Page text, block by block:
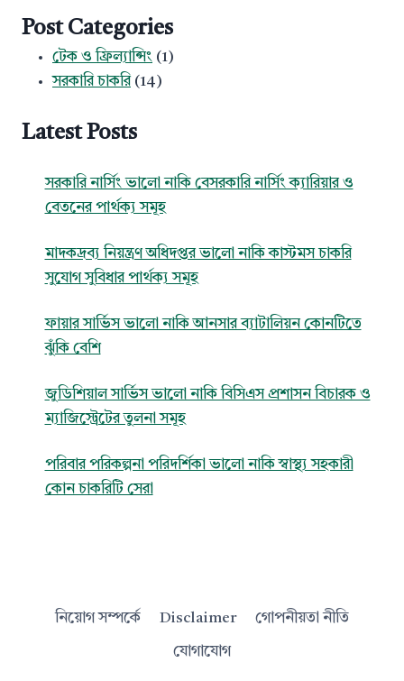
Post Categories
টেক ও ফ্রিল্যান্সিং (1)
সরকারি চাকরি(14)
Latest Posts
সরকারি নার্সিং ভালো নাকি বেসরকারি নার্সিং ক্যারিয়ার ও
বেতনের পার্থক্য সমূহ
মাদকদ্রব্য নিয়ন্ত্রণ অধিদপ্তর ভালো নাকি কাস্টমস চাকরি
সুযোগ সুবিধার পার্থক্য সমূহ
ফায়ার সার্ভিস ভালো নাকি আনসার ব্যাটালিয়ন কোনটিতে
ঝুঁকি বেশি
জুডিশিয়াল সার্ভিস ভালো নাকি বিসিএস প্রশাসন বিচারক ও
ম্যাজিস্ট্রেটের তুলনা সমূহ
পরিবার পরিকল্পনা পরিদর্শিকা ভালো নাকি স্বাস্থ্য সহকারী
কোন চাকরিটি সেরা
নিয়োগ সম্পর্কে Disclaimer গোপনীয়তা নীতি
যোগাযোগ